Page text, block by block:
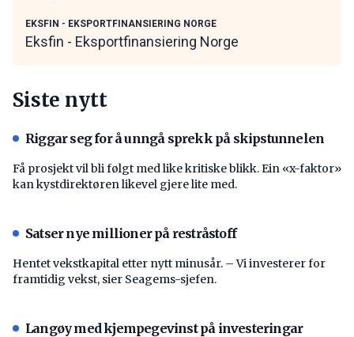
EKSFIN - EKSPORTFINANSIERING NORGE
Eksfin - Eksportfinansiering Norge
Siste nytt
Riggar seg for å unngå sprekk på skipstunnelen
Få prosjekt vil bli følgt med like kritiske blikk. Ein «x-faktor»
kan kystdirektøren likevel gjere lite med.
Satser nye millioner på restråstoff
Hentet vekstkapital etter nytt minusår. – Vi investerer for
framtidig vekst, sier Seagems-sjefen.
Langøy med kjempegevinst på investeringar